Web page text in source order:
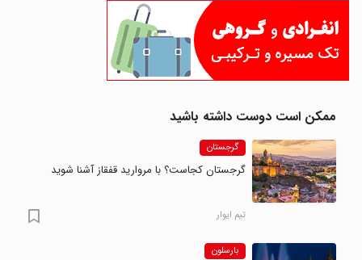
ممکن است دوست داشته باشید
گرجستان
گرجستان کجاست؟ با مروارید قفقاز آشنا شوید
تیم ایوار
بارسلون